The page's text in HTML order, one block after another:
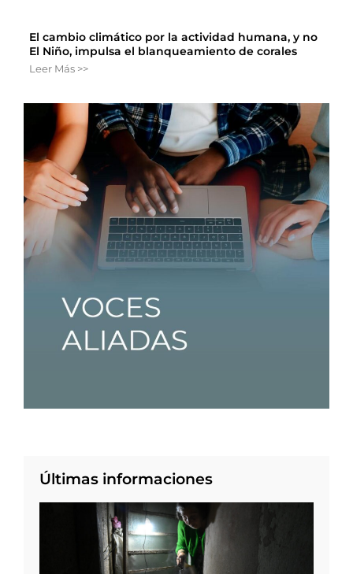
El cambio climático por la actividad humana, y no
El Niño, impulsa el blanqueamiento de corales
Leer Más >>
Últimas informaciones